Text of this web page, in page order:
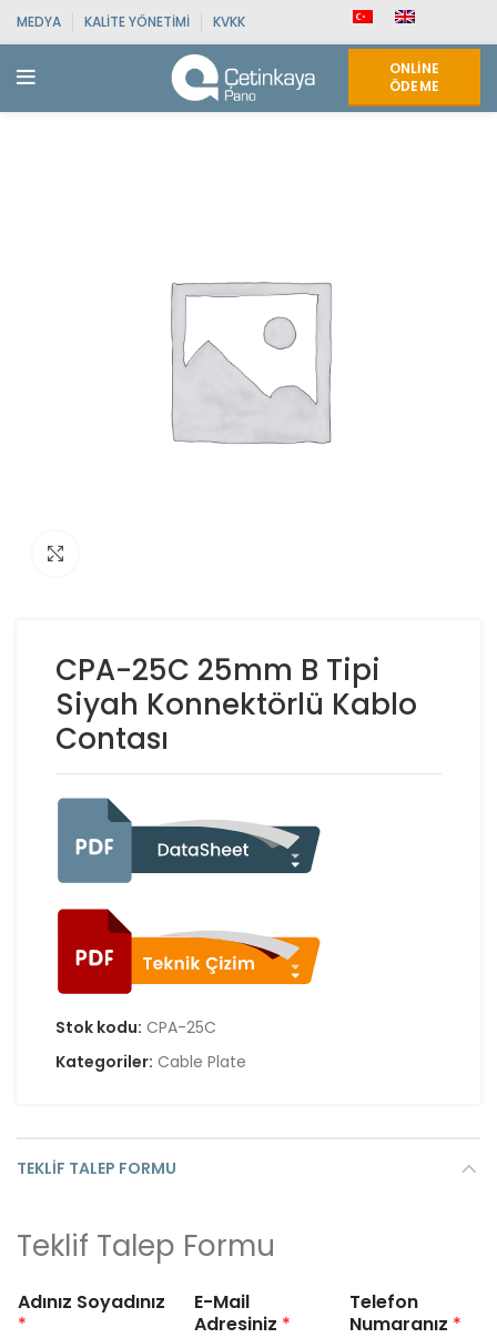
MEDYA KALITE YÖNETIMI KVKK
ONLINE
ÖDEME
CPA-25C 25mm B Tipi
Siyah Konnektörlü Kablo
Contası
Stok kodu: CPA-25C
Kategoriler: Cable Plate
TEKLIF TALEP FORMU
Teklif Talep Formu
Adınız Soyadınız
*
E-Mail
Adresiniz *
Telefon
Numaranız *